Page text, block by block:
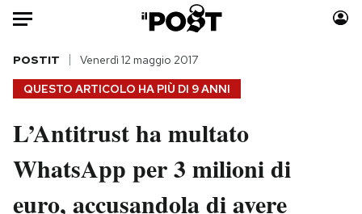
Auto
HOME
Italia
Politica
Tecnologia
Moda
Consumismi
Storie/Idee
QUESTO ARTICOLO HA PIÙ DI 9 ANNI
POSTIT Venerdì 12 maggio 2017
L’Antitrust ha multato
WhatsApp per 3 milioni di
euro, accusandola di avere